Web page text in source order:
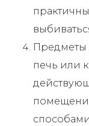
Предметы
печь или